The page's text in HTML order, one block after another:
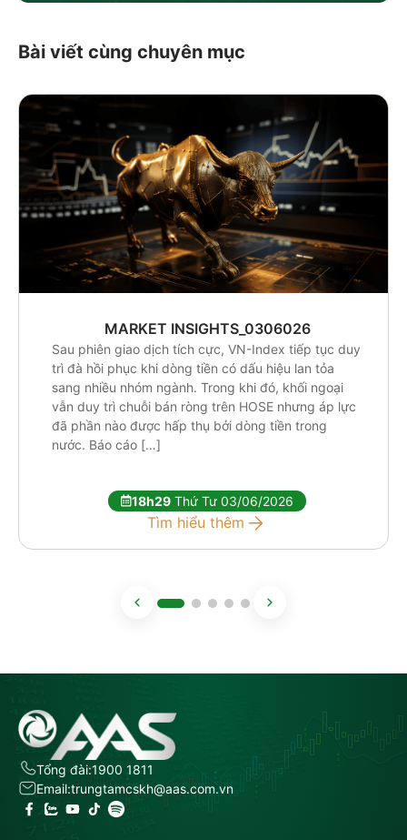
Bài viết cùng chuyên mục
MARKET INSIGHTS_0306026
Sau phiên giao dịch tích cực, VN-Index tiếp tục duy
trì đà hồi phục khi dòng tiền có dấu hiệu lan tỏa
sang nhiều nhóm ngành. Trong khi đó, khối ngoại
vẫn duy trì chuỗi bán ròng trên HOSE nhưng áp lực
đã phần nào được hấp thụ bởi dòng tiền trong
nước. Báo cáo […]
18h29 Thứ Tư 03/06/2026
Tìm hiểu thêm
Tổng đài:1900 1811
Email:trungtamcskh@aas.com.vn